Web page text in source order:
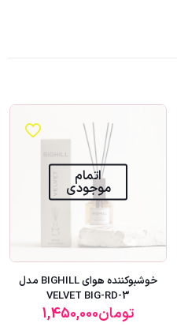
اتمام
موجودی
خوشبوکننده هوای BIGHILL مدل
VELVET BIG-RD-3
تومان1,450,000